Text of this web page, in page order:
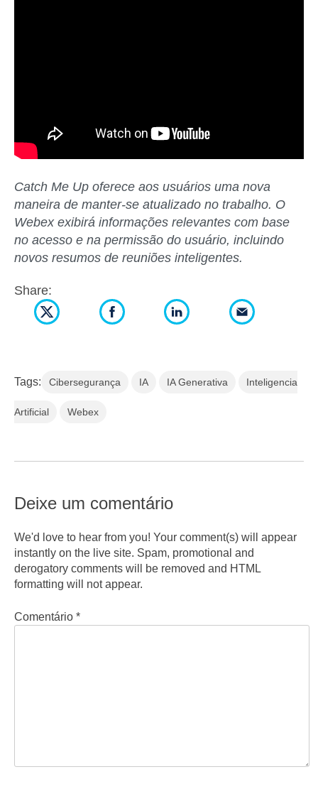
Catch Me Up oferece aos usuários uma nova
maneira de manter-se atualizado no trabalho. O
Webex exibirá informações relevantes com base
no acesso e na permissão do usuário, incluindo
novos resumos de reuniões inteligentes.
Share:
Tags: Cibersegurança IA IA Generativa Inteligencia
Artificial Webex
Deixe um comentário
We'd love to hear from you! Your comment(s) will appear
instantly on the live site. Spam, promotional and
derogatory comments will be removed and HTML
formatting will not appear.
Comentário *